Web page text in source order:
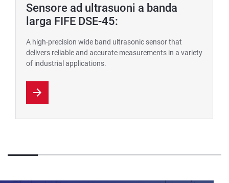
Sensore ad ultrasuoni a banda
larga FIFE DSE-45:
A high-precision wide band ultrasonic sensor that
delivers reliable and accurate measurements in a variety
of industrial applications.